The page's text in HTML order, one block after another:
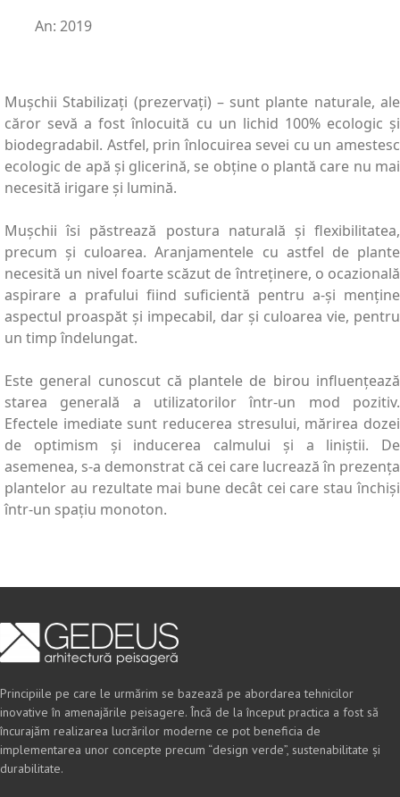
Mușchii Stabilizați (prezervați) – sunt plante naturale, ale
căror sevă a fost înlocuită cu un lichid 100% ecologic și
biodegradabil. Astfel, prin înlocuirea sevei cu un amestesc
ecologic de apă și glicerină, se obține o plantă care nu mai
necesită irigare și lumină.
Mușchii îsi păstrează postura naturală și flexibilitatea,
precum și culoarea. Aranjamentele cu astfel de plante
necesită un nivel foarte scăzut de întreținere, o ocazională
aspirare a prafului fiind suficientă pentru a-și menține
aspectul proaspăt și impecabil, dar și culoarea vie, pentru
un timp îndelungat.
Este general cunoscut că plantele de birou influențează
starea generală a utilizatorilor într-un mod pozitiv.
Efectele imediate sunt reducerea stresului, mărirea dozei
de optimism și inducerea calmului și a liniștii. De
asemenea, s-a demonstrat că cei care lucrează în prezența
plantelor au rezultate mai bune decât cei care stau închiși
într-un spațiu monoton.
An: 2019
Principiile pe care le urmărim se bazează pe abordarea tehnicilor
inovative în amenajările peisagere. Încă de la început practica a fost să
încurajăm realizarea lucrărilor moderne ce pot beneficia de
implementarea unor concepte precum “design verde”, sustenabilitate și
durabilitate.